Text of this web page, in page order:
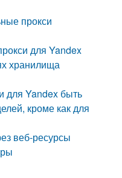
прокси
для Yandex
хранилища
для Yandex быть
кроме как для
веб-ресурсы